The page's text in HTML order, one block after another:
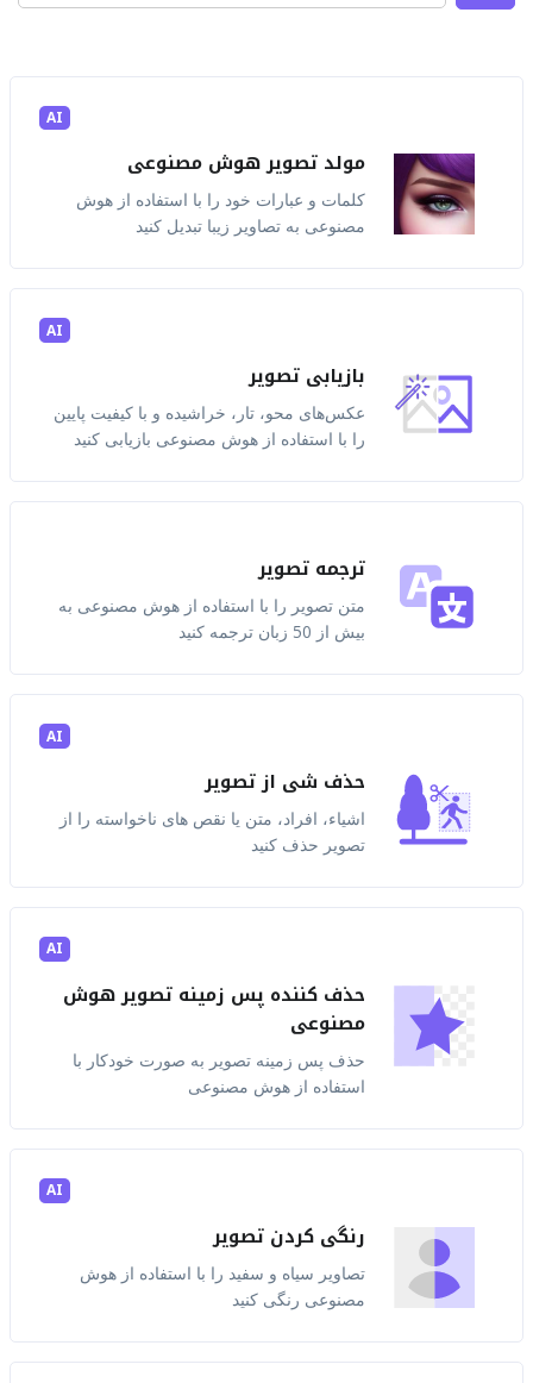
AI
مولد تصویر هوش مصنوعی
کلمات و عبارات خود را با استفاده از هوش
مصنوعی به تصاویر زیبا تبدیل کنید
AI
بازیابی تصویر
عکس‌های محو، تار، خراشیده و با کیفیت پایین
را با استفاده از هوش مصنوعی بازیابی کنید
ترجمه تصویر
متن تصویر را با استفاده از هوش مصنوعی به
بیش از 50 زبان ترجمه کنید
AI
حذف شی از تصویر
اشیاء، افراد، متن یا نقص های ناخواسته را از
تصویر حذف کنید
AI
حذف کننده پس زمینه تصویر هوش
مصنوعی
حذف پس زمینه تصویر به صورت خودکار با
استفاده از هوش مصنوعی
AI
رنگی کردن تصویر
تصاویر سیاه و سفید را با استفاده از هوش
مصنوعی رنگی کنید